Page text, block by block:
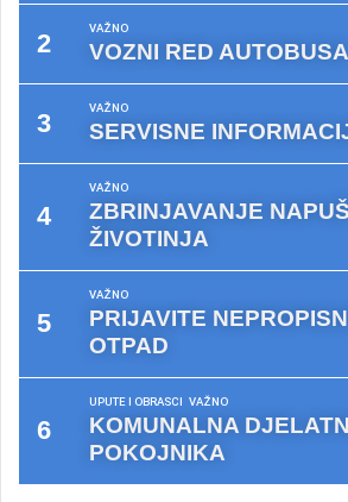
VAŽNO
VOZNI RED AUTOBUSA
VAŽNO
SERVISNE
VAŽNO
ZBRINJAVANJE
ŽIVOTINJA
VAŽNO
PRIJAVITE
OTPAD
UPUTE I OBRASCI VAŽNO
KOMUNALNA
POKOJNIKA